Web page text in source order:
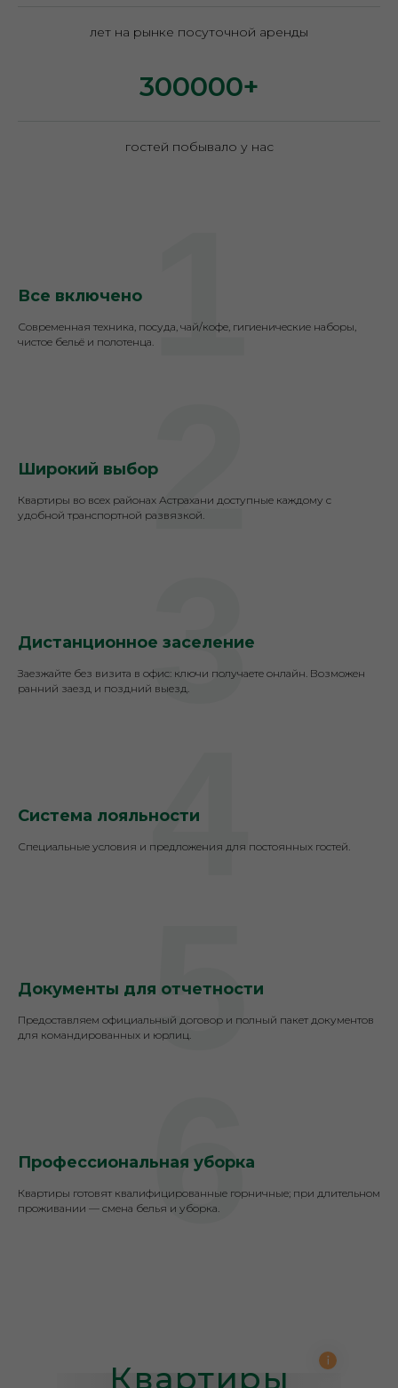
лет на рынке посуточной аренды
300000+
гостей побывало у нас
Все включено
Современная техника, посуда, чай/кофе, гигиенические наборы,
чистое бельё и полотенца.1
Широкий выбор
Квартиры во всех районах Астрахани доступные каждому с
удобной транспортной развязкой.
2
Дистанционное заселение
Заезжайте без визита в офис: ключи получаете онлайн. Возможен
ранний заезд и поздний выезд.3
Система лояльности
Специальные условия и предложения для постоянных гостей.
4
Документы для отчетности
Предоставляем официальный договор и полный пакет документов
для командированных и юрлиц.5
Профессиональная уборка
Квартиры готовят квалифицированные горничные; при длительном
проживании — смена белья и уборка.
6
Квартиры